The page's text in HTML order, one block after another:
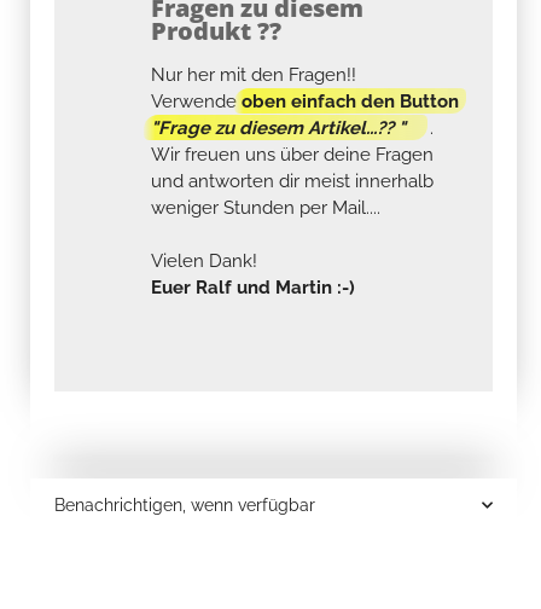
Fragen zu diesem
Produkt ??
Nur her mit den Fragen!!
Verwendeoben einfach den Button
"Frage zu diesem Artikel...?? "
.
Wir freuen uns über deine Fragen
und antworten dir meist innerhalb
weniger Stunden per Mail....
Vielen Dank!
Euer Ralf und Martin :-)
Benachrichtigen, wenn verfügbar